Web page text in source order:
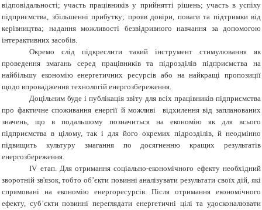
відповідальності; участь працівників у прийнятті рішень; участь в успіху
підприємства, збільшенні прибутку; прояв довіри, поваги та підтримки від
керівництва; надання можливості безвідривного навчання за допомогою
інтерактивних засобів.
Окремо слід підкреслити такий інструмент стимулювання як
проведення змагань серед працівників та підрозділів підприємства на
найбільшу економію енергетичних ресурсів або на найкращі пропозиції
щодо впровадження технологій енергозбереження.
Доцільним буде і публікація звіту для всіх працівників підприємства
про фактичне споживання енергії й можливі відхилення від запланованих
значень, що в подальшому позначиться на економію як для всього
підприємства в цілому, так і для його окремих підрозділів, й неодмінно
підвищить культуру змагання по досягненню кращих результатів
енергозбереження.
ІV етап. Для отримання соціально-економічного ефекту необхідний
зворотній зв'язок, тобто об’єкти повинні аналізувати результати своїх дій, які
спрямовані на економію енергоресурсів. Після отримання економічного
ефекту, суб’єкти повинні переглядати енергетичні цілі та удосконалювати